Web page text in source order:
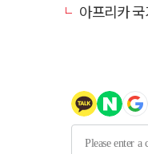
아프리카